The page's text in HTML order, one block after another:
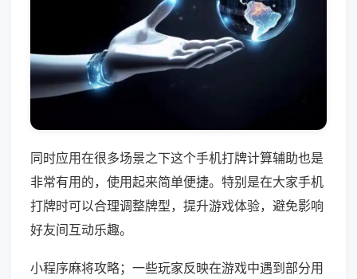
同时应用在很多场景之下这个手机打牌计算辅助也是
非常有用的，使用起来简单便捷。特别是在大家手机
打牌时可以合理调整牌型，提升游戏体验，避免影响
好友间互动乐趣。
小程序麻将攻略；一些玩家反映在游戏中遇到部分用